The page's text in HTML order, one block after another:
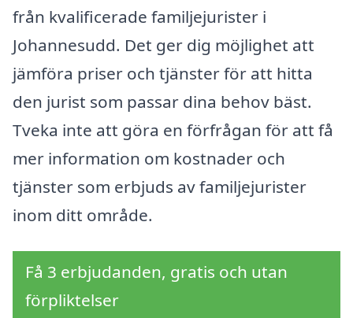
från kvalificerade familjejurister i
Johannesudd. Det ger dig möjlighet att
jämföra priser och tjänster för att hitta
den jurist som passar dina behov bäst.
Tveka inte att göra en förfrågan för att få
mer information om kostnader och
tjänster som erbjuds av familjejurister
inom ditt område.
Få 3 erbjudanden, gratis och utan
förpliktelser